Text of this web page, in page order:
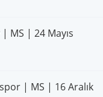
MS | 24 Mayıs
| MS | 16 Aralık